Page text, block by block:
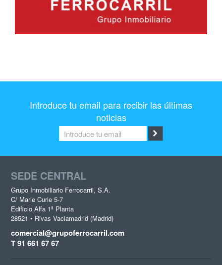
Introduce tu email para recibir las últimas
noticias
SEDE CENTRAL
Grupo Inmobiliario Ferrocarril, S.A.
C/ Marie Curie 5-7
Edificio Alfa 1ª Planta
28521 • Rivas Vaciamadrid (Madrid)
comercial@grupoferrocarril.com
T 91 661 67 67